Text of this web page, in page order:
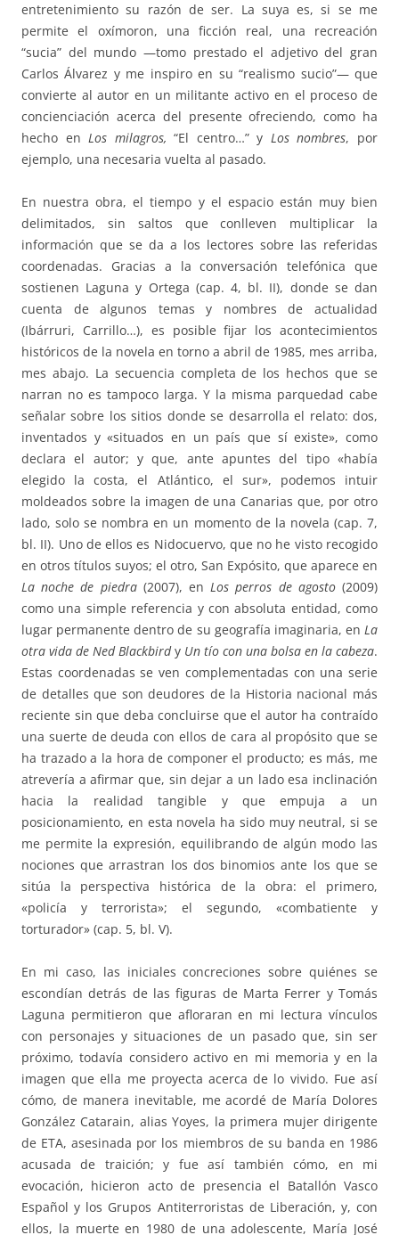
entretenimiento su razón de ser. La suya es, si se me
permite el oxímoron, una ficción real, una recreación
“sucia” del mundo —tomo prestado el adjetivo del gran
Carlos Álvarez y me inspiro en su “realismo sucio”— que
convierte al autor en un militante activo en el proceso de
concienciación acerca del presente ofreciendo, como ha
hecho enLos milagros,“El centro…” y Los nombres, por
ejemplo, una necesaria vuelta al pasado.
En nuestra obra, el tiempo y el espacio están muy bien
delimitados, sin saltos que conlleven multiplicar la
información que se da a los lectores sobre las referidas
coordenadas. Gracias a la conversación telefónica que
sostienen Laguna y Ortega (cap. 4, bl. II), donde se dan
cuenta de algunos temas y nombres de actualidad
(Ibárruri, Carrillo…), es posible fijar los acontecimientos
históricos de la novela en torno a abril de 1985, mes arriba,
mes abajo. La secuencia completa de los hechos que se
narran no es tampoco larga. Y la misma parquedad cabe
señalar sobre los sitios donde se desarrolla el relato: dos,
inventados y «situados en un país que sí existe», como
declara el autor; y que, ante apuntes del tipo «había
elegido la costa, el Atlántico, el sur», podemos intuir
moldeados sobre la imagen de una Canarias que, por otro
lado, solo se nombra en un momento de la novela (cap. 7,
bl. II). Uno de ellos es Nidocuervo, que no he visto recogido
en otros títulos suyos; el otro, San Expósito, que aparece en
La noche de piedra(2007), enLos perros de agosto(2009)
como una simple referencia y con absoluta entidad, como
lugar permanente dentro de su geografía imaginaria, en La
otra vida de Ned Blackbirdy Un tío con una bolsa en la cabeza.
Estas coordenadas se ven complementadas con una serie
de detalles que son deudores de la Historia nacional más
reciente sin que deba concluirse que el autor ha contraído
una suerte de deuda con ellos de cara al propósito que se
ha trazado a la hora de componer el producto; es más, me
atrevería a afirmar que, sin dejar a un lado esa inclinación
hacia la realidad tangible y que empuja a un
posicionamiento, en esta novela ha sido muy neutral, si se
me permite la expresión, equilibrando de algún modo las
nociones que arrastran los dos binomios ante los que se
sitúa la perspectiva histórica de la obra: el primero,
«policía y terrorista»; el segundo, «combatiente y
torturador» (cap. 5, bl. V).
En mi caso, las iniciales concreciones sobre quiénes se
escondían detrás de las figuras de Marta Ferrer y Tomás
Laguna permitieron que afloraran en mi lectura vínculos
con personajes y situaciones de un pasado que, sin ser
próximo, todavía considero activo en mi memoria y en la
imagen que ella me proyecta acerca de lo vivido. Fue así
cómo, de manera inevitable, me acordé de María Dolores
González Catarain, alias Yoyes, la primera mujer dirigente
de ETA, asesinada por los miembros de su banda en 1986
acusada de traición; y fue así también cómo, en mi
evocación, hicieron acto de presencia el Batallón Vasco
Español y los Grupos Antiterroristas de Liberación, y, con
ellos, la muerte en 1980 de una adolescente, María José